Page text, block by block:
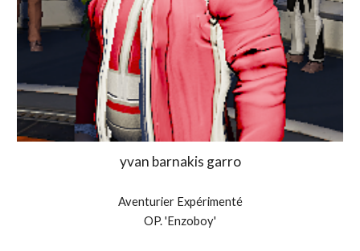
yvan barnakis garro
Aventurier Expérimenté
OP. 'Enzoboy'